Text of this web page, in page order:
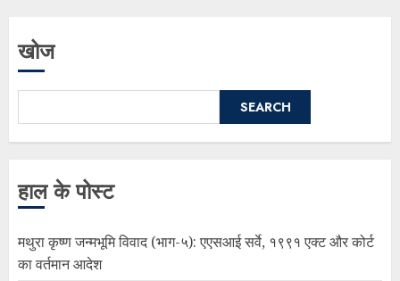
खोज
SEARCH
हाल के पोस्ट
मथुरा कृष्ण जन्मभूमि विवाद (भाग-५): एएसआई सर्वे, १९९१ एक्ट और कोर्ट
का वर्तमान आदेश